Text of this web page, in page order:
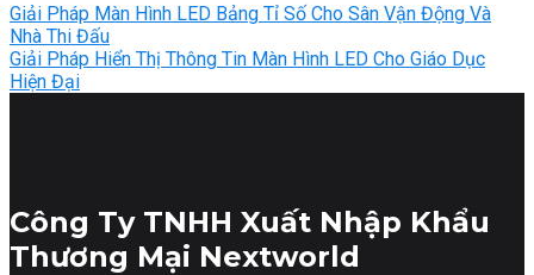
Giải Pháp Màn Hình LED Bảng Tỉ Số Cho Sân Vận Động Và
Nhà Thi Đấu
Giải Pháp Hiển Thị Thông Tin Màn Hình LED Cho Giáo Dục
Hiện Đại
Công Ty TNHH Xuất Nhập Khẩu
Thương Mại Nextworld